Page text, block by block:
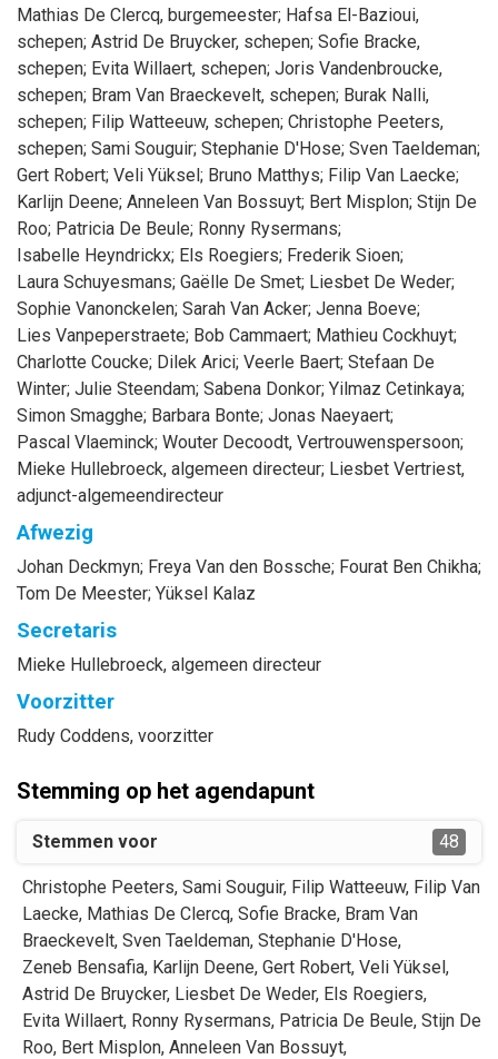
Mathias De Clercq, burgemeester; Hafsa El-Bazioui,
schepen; Astrid De Bruycker, schepen; Sofie Bracke,
schepen; Evita Willaert, schepen; Joris Vandenbroucke,
schepen; Bram Van Braeckevelt, schepen; Burak Nalli,
schepen; Filip Watteeuw, schepen; Christophe Peeters,
schepen; Sami Souguir; Stephanie D'Hose; Sven Taeldeman;
Gert Robert; Veli Yüksel; Bruno Matthys; Filip Van Laecke;
Karlijn Deene; Anneleen Van Bossuyt; Bert Misplon; Stijn De
Roo; Patricia De Beule; Ronny Rysermans;
Isabelle Heyndrickx; Els Roegiers; Frederik Sioen;
Laura Schuyesmans; Gaëlle De Smet; Liesbet De Weder;
Sophie Vanonckelen; Sarah Van Acker; Jenna Boeve;
Lies Vanpeperstraete; Bob Cammaert; Mathieu Cockhuyt;
Charlotte Coucke; Dilek Arici; Veerle Baert; Stefaan De
Winter; Julie Steendam; Sabena Donkor; Yilmaz Cetinkaya;
Simon Smagghe; Barbara Bonte; Jonas Naeyaert;
Pascal Vlaeminck; Wouter Decoodt, Vertrouwenspersoon;
Mieke Hullebroeck, algemeen directeur; Liesbet Vertriest,
adjunct-algemeendirecteur
Afwezig
Johan Deckmyn; Freya Van den Bossche; Fourat Ben Chikha;
Tom De Meester; Yüksel Kalaz
Secretaris
Mieke Hullebroeck, algemeen directeur
Voorzitter
Rudy Coddens, voorzitter
Stemming op het agendapunt
Stemmen voor 48
Christophe Peeters, Sami Souguir, Filip Watteeuw, Filip Van
Laecke, Mathias De Clercq, Sofie Bracke, Bram Van
Braeckevelt, Sven Taeldeman, Stephanie D'Hose,
Zeneb Bensafia, Karlijn Deene, Gert Robert, Veli Yüksel,
Astrid De Bruycker, Liesbet De Weder, Els Roegiers,
Evita Willaert, Ronny Rysermans, Patricia De Beule, Stijn De
Roo, Bert Misplon, Anneleen Van Bossuyt,